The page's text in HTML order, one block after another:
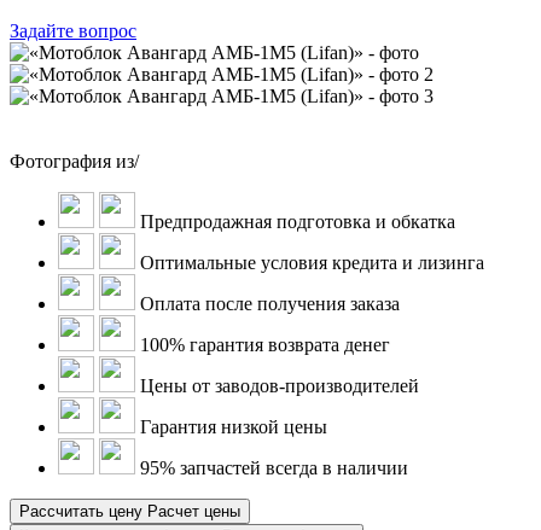
Задайте вопрос
Фотография из/
Предпродажная подготовка и обкатка
Оптимальные условия кредита и лизинга
Оплата после получения заказа
100% гарантия возврата денег
Цены от заводов-производителей
Гарантия низкой цены
95% запчастей всегда в наличии
Рассчитать цену Расчет цены